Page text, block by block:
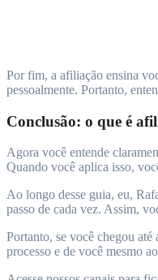
Por fim, a afiliação ensina
pessoalmente. Portanto,
Conclusão: o que é
Agora você entende
Quando você aplica isso,
Ao longo desse guia, eu,
passo de cada vez. Assim,
Portanto, se você chegou
processo e de você mesmo